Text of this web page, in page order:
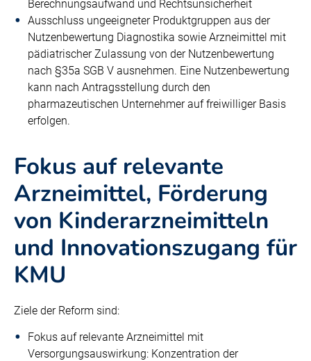
Berechnungsaufwand und Rechtsunsicherheit
Ausschluss ungeeigneter Produktgruppen aus der
Nutzenbewertung Diagnostika sowie Arzneimittel mit
pädiatrischer Zulassung von der Nutzenbewertung
nach §35a SGB V ausnehmen. Eine Nutzenbewertung
kann nach Antragsstellung durch den
pharmazeutischen Unternehmer auf freiwilliger Basis
erfolgen.
Fokus auf relevante
Arzneimittel, Förderung
von Kinderarzneimitteln
und Innovationszugang für
KMU
Ziele der Reform sind:
Fokus auf relevante Arzneimittel mit
Versorgungsauswirkung: Konzentration der